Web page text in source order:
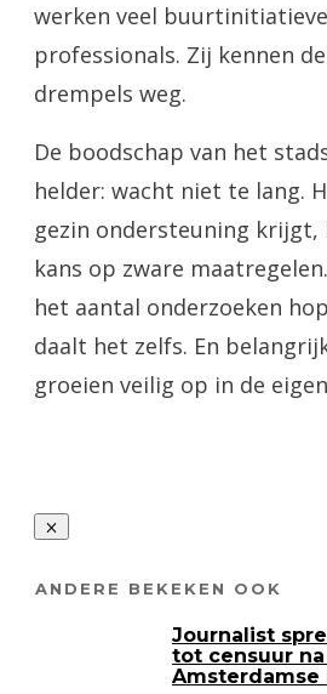
werken veel
professionals. Zij kennen
drempels weg.
De boodschap van het
helder: wacht niet te lang.
gezin ondersteuning krijgt,
kans op zware
het aantal onderzoeken
daalt het zelfs. En
groeien veilig op in de
ANDERE BEKEKEN OOK
Journalist
tot censuur
Amsterdamse